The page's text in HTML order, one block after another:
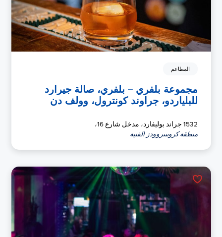
المطاعم
مجموعة بلفري – بلفري، صالة جيرارد
للبلياردو، جراوند كونترول، وولف دن
1532 جراند بوليفارد، مدخل شارع 16،
منطقة كروسروودز الفنية